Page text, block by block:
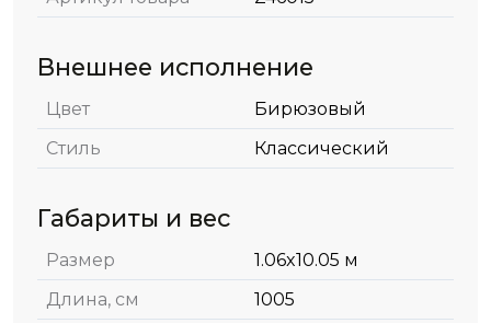
Внешнее исполнение
Цвет
Бирюзовый
Стиль
Классический
Габариты и вес
Размер
1.06x10.05 м
Длина, см
1005